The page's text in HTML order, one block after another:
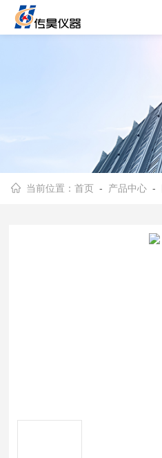
当前位置：首页 - 产品中心 -